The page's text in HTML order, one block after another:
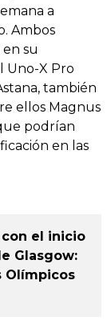
a
Ambos
su
Uno-X Pro
también
ellos Magnus
podrían
en las
con el inicio
Glasgow:
Olímpicos